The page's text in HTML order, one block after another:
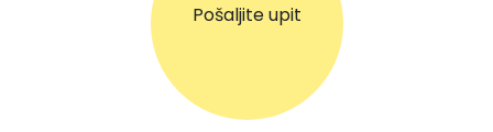
Pošaljite upit